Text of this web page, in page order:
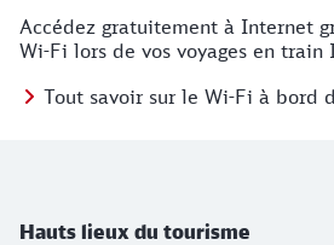
Accédez gratuitement à Internet
Wi-Fi lors de vos voyages en train
Tout savoir sur le Wi-Fi à bord
Hauts lieux du tourisme